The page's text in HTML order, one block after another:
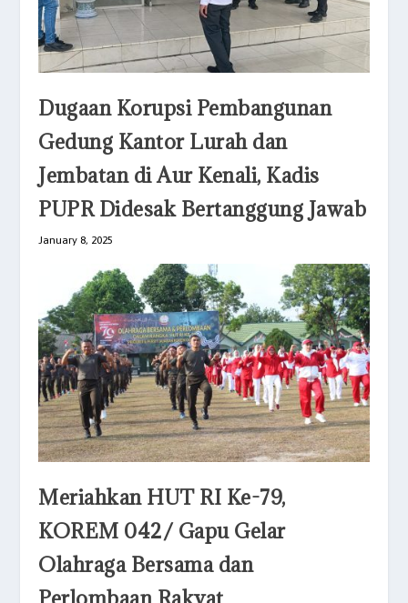
Dugaan Korupsi Pembangunan
Gedung Kantor Lurah dan
Jembatan di Aur Kenali, Kadis
PUPR Didesak Bertanggung Jawab
January 8, 2025
Meriahkan HUT RI Ke-79,
KOREM 042/ Gapu Gelar
Olahraga Bersama dan